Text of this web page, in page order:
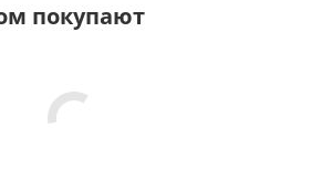
покупают